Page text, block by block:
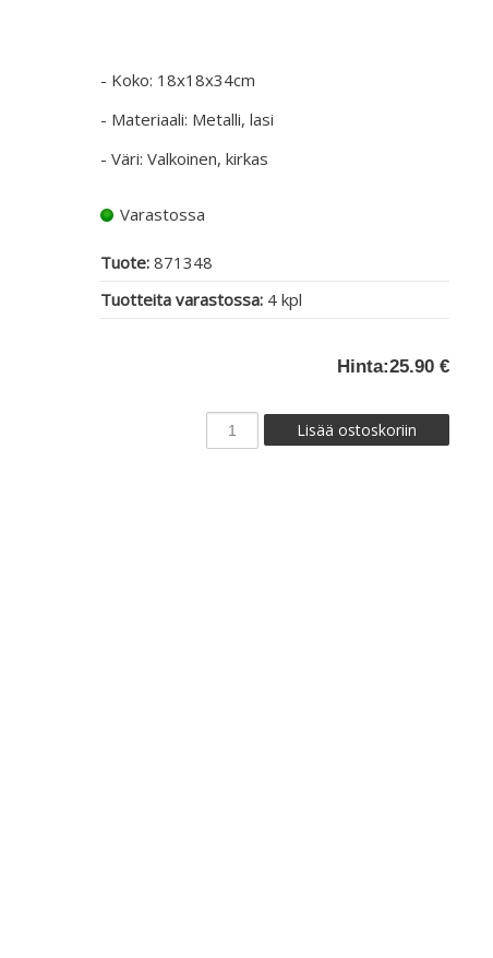
- Koko: 18x18x34cm
- Materiaali: Metalli, lasi
- Väri: Valkoinen, kirkas
Varastossa
Tuote: 871348
Tuotteita varastossa: 4 kpl
Hinta:25.90 €